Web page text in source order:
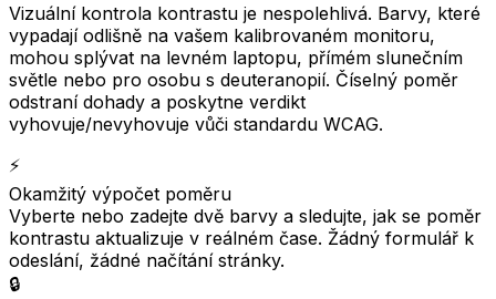
Vizuální kontrola kontrastu je nespolehlivá. Barvy, které
vypadají odlišně na vašem kalibrovaném monitoru,
mohou splývat na levném laptopu, přímém slunečním
světle nebo pro osobu s deuteranopií. Číselný poměr
odstraní dohady a poskytne verdikt
vyhovuje/nevyhovuje vůči standardu WCAG.
⚡
Okamžitý výpočet poměru
Vyberte nebo zadejte dvě barvy a sledujte, jak se poměr
kontrastu aktualizuje v reálném čase. Žádný formulář k
odeslání, žádné načítání stránky.
🔒